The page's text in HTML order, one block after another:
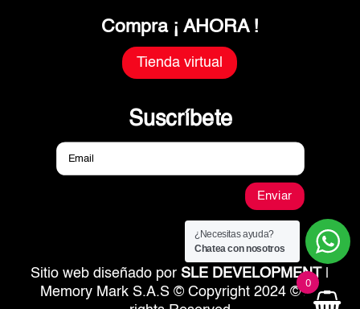
Compra ¡ AHORA !
Tienda virtual
Suscríbete
Enviar
Sitio web diseñado por SLE DEVELOPMENT
Memory Mark S.A.S © Copyright 2024 © All
¿Necesitas ayuda?
Chatea con nosotros
0